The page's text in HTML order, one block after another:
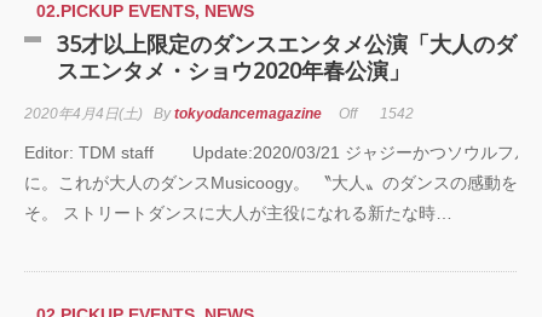
最高に挑むダンス
UENO
梅田宏明＋Somatic
Field Project ダン
公演「動態 ‒
02.PICKUP EVENTS, NEWS
35才以上限定のダンスエンタメ公演「大人のダン
スエンタメ・ショウ2020年春公演」
2020年4月4日(土) Bytokyodancemagazine Off 1542
Editor: TDM staff Update:2020/03/21 ジャジーかつソウルフル
に。これが大人のダンスMusicoogy。 〝大人〟のダンスの感動を今
そ。 ストリートダンスに大人が主役になれる新たな時…